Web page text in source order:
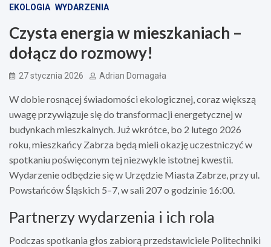
EKOLOGIA WYDARZENIA
Czysta energia w mieszkaniach –
dołącz do rozmowy!
27 stycznia 2026 Adrian Domagała
W dobie rosnącej świadomości ekologicznej, coraz większą
uwagę przywiązuje się do transformacji energetycznej w
budynkach mieszkalnych. Już wkrótce, bo 2 lutego 2026
roku, mieszkańcy Zabrza będą mieli okazję uczestniczyć w
spotkaniu poświęconym tej niezwykle istotnej kwestii.
Wydarzenie odbędzie się w Urzędzie Miasta Zabrze, przy ul.
Powstańców Śląskich 5–7, w sali 207 o godzinie 16:00.
Partnerzy wydarzenia i ich rola
Podczas spotkania głos zabiorą przedstawiciele Politechniki